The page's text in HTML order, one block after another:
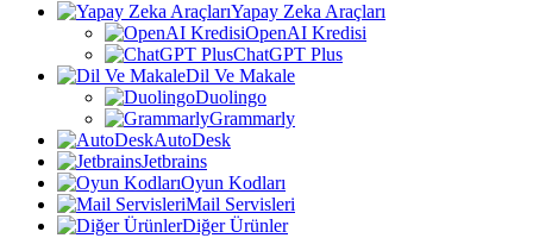
Yapay Zeka Araçları
OpenAI Kredisi
ChatGPT Plus
Dil Ve Makale
Duolingo
Grammarly
AutoDesk
Jetbrains
Oyun Kodları
Mail Servisleri
Diğer Ürünler